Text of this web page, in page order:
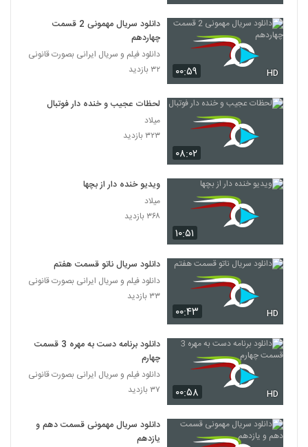
۰۰:۵۹ HD
دانلود سریال مهمونی 2 قسمت
چهاردهم
دانلود فیلم و سریال ایرانی بصورت قانونی
۳۲ بازدید
۰۸:۰۲
لحظات عجیب و خنده دار فوتبال
میلاد
۳۲۳ بازدید
۱۰:۵۱
ویدیو خنده دار از بچها
میلاد
۳۶۸ بازدید
۰۰:۴۳ HD
دانلود سریال ناتو قسمت هفتم
دانلود فیلم و سریال ایرانی بصورت قانونی
۳۳ بازدید
۰۰:۵۸ HD
دانلود برنامه دست به مهره 3 قسمت
چهارم
دانلود فیلم و سریال ایرانی بصورت قانونی
۳۷ بازدید
دانلود سریال مهمونی قسمت دهم و
یازدهم